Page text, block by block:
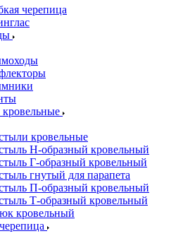
черепица
кровельные
H-образный кровельный
Г-образный кровельный
гнутый для парапета
П-образный кровельный
Т-образный кровельный
кровельный